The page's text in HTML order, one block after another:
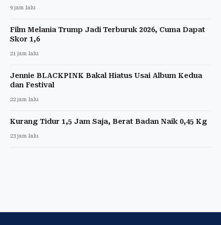
9 jam lalu
Film Melania Trump Jadi Terburuk 2026, Cuma Dapat
Skor 1,6
21 jam lalu
Jennie BLACKPINK Bakal Hiatus Usai Album Kedua
dan Festival
22 jam lalu
Kurang Tidur 1,5 Jam Saja, Berat Badan Naik 0,45 Kg
23 jam lalu